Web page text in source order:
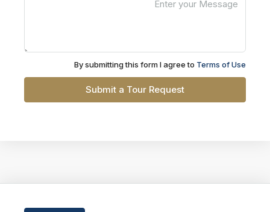
By submitting this form I agree toTerms of Use
Submit a Tour Request